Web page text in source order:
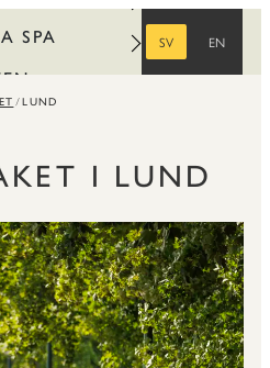
SPA
SV
EN
LUND
I LUND